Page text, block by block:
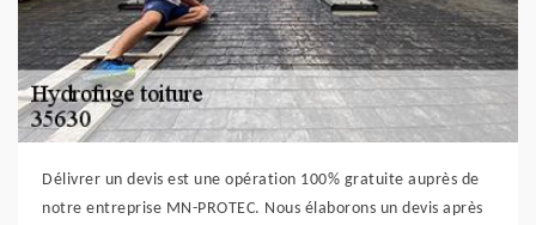
Délivrer un devis est une opération 100% gratuite auprès de
notre entreprise MN-PROTEC. Nous élaborons un devis après